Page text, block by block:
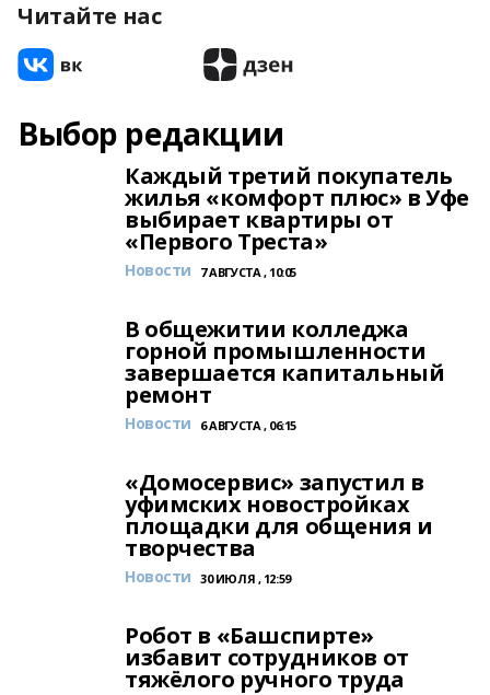
Читайте нас
Выбор редакции
Каждый третий покупатель
жилья «комфорт плюс» в Уфе
выбирает квартиры от
«Первого Треста»
Новости 7 АВГУСТА , 10:05
В общежитии колледжа
горной промышленности
завершается капитальный
ремонт
Новости 6 АВГУСТА , 06:15
«Домосервис» запустил в
уфимских новостройках
площадки для общения и
творчества
Новости 30 ИЮЛЯ , 12:59
Робот в «Башспирте»
избавит сотрудников от
тяжёлого ручного труда